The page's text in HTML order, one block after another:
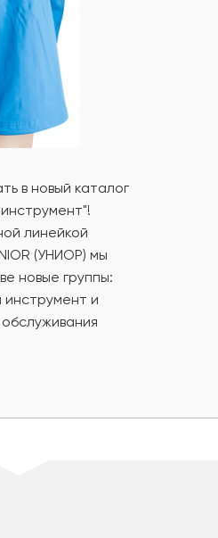
в новый каталог
линейкой
(УНИОР) мы
новые группы:
инструмент и